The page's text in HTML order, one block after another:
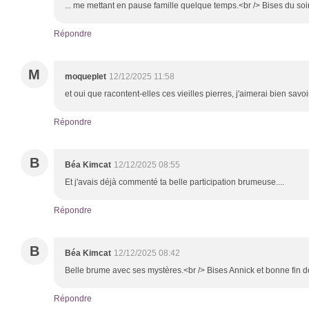
... me mettant en pause famille quelque temps.<br /> Bises du
Répondre
M moqueplet 12/12/2025 11:58
et oui que racontent-elles ces vieilles pierres, j'aimerai bien
Répondre
B Béa Kimcat 12/12/2025 08:55
Et j'avais déjà commenté ta belle participation brumeuse....
Répondre
B Béa Kimcat 12/12/2025 08:42
Belle brume avec ses mystères.<br /> Bises Annick et bonne fin
Répondre